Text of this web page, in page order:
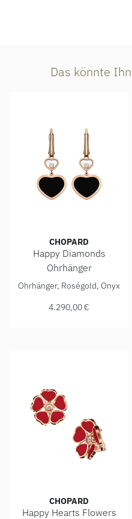
Das könnte
CHOPARD
Happy Diamonds
Ohrhänger
Chopard Happy
Ohrhänger, Roségold, Onyx
4.290,00 €
CHOPARD
Happy Hearts Flowers